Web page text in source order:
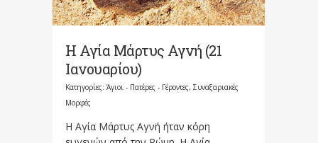
Η Αγία Μάρτυς Αγνή (21
Ιανουαρίου)
Κατηγορίες: Άγιοι - Πατέρες - Γέροντες, Συναξαριακές
Μορφές
Η Αγία Μάρτυς Αγνή ήταν κόρη